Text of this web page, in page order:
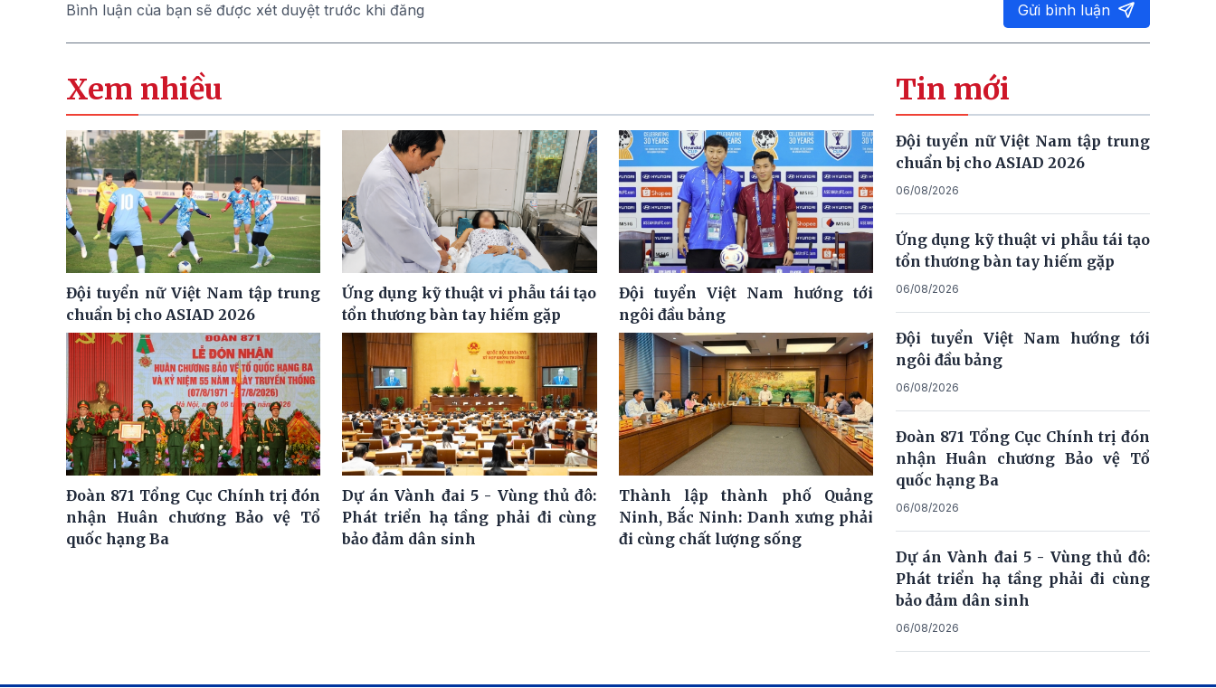
Bình luận của bạn sẽ được xét duyệt trước khi đăng Gửi bình luận
Xem nhiều
Đội tuyển nữ Việt Nam tập trung
chuẩn bị cho ASIAD 2026
Ứng dụng kỹ thuật vi phẫu tái tạo
tổn thương bàn tay hiếm gặp
Đội tuyển Việt Nam hướng tới
ngôi đầu bảng
Đoàn 871 Tổng Cục Chính trị đón
nhận Huân chương Bảo vệ Tổ
quốc hạng Ba
Dự án Vành đai 5 - Vùng thủ đô:
Phát triển hạ tầng phải đi cùng
bảo đảm dân sinh
Thành lập thành phố Quảng
Ninh, Bắc Ninh: Danh xưng phải
đi cùng chất lượng sống
Tin mới
Đội tuyển nữ Việt Nam tập trung
chuẩn bị cho ASIAD 2026
06/08/2026
Ứng dụng kỹ thuật vi phẫu tái tạo
tổn thương bàn tay hiếm gặp
06/08/2026
Đội tuyển Việt Nam hướng tới
ngôi đầu bảng
06/08/2026
Đoàn 871 Tổng Cục Chính trị đón
nhận Huân chương Bảo vệ Tổ
quốc hạng Ba
06/08/2026
Dự án Vành đai 5 - Vùng thủ đô:
Phát triển hạ tầng phải đi cùng
bảo đảm dân sinh
06/08/2026